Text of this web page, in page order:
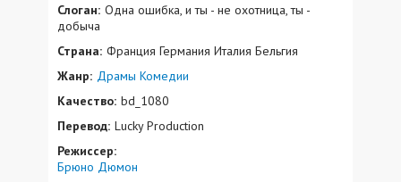
Слоган: Одна ошибка, и ты - не охотница, ты -
добыча
Страна: Франция Германия Италия Бельгия
Жанр: Драмы Комедии
Качество: bd_1080
Перевод: Lucky Production
Режиссер:
Брюно Дюмон